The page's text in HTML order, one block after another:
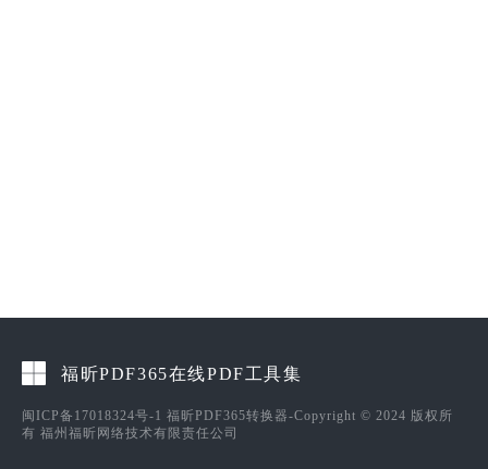
福昕PDF365在线PDF工具集
闽ICP备17018324号-1 福昕PDF365转换器-Copyright © 2024 版权所
有 福州福昕网络技术有限责任公司